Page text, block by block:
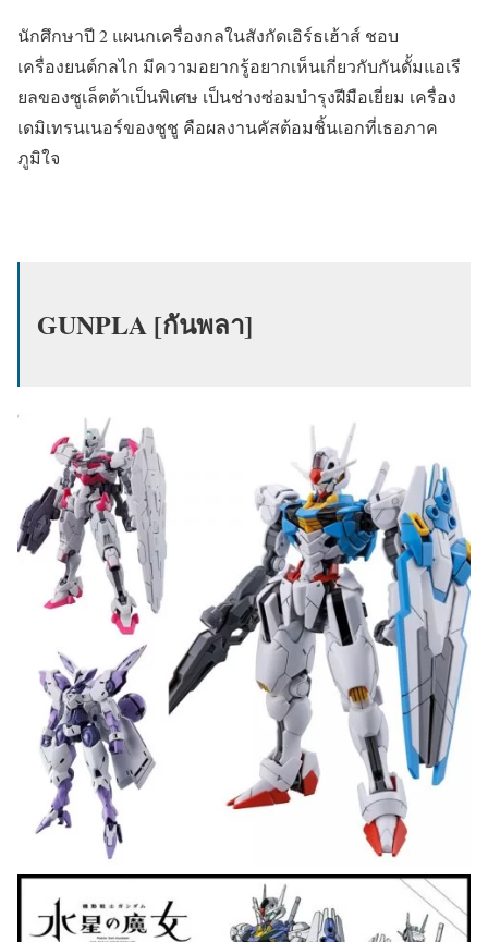
นักศึกษาปี 2 แผนกเครื่องกลในสังกัดเอิร์ธเฮ้าส์ ชอบ
เครื่องยนต์กลไก มีความอยากรู้อยากเห็นเกี่ยวกับกันดั้มแอเรี
ยลของซูเล็ตต้าเป็นพิเศษ เป็นช่างซ่อมบำรุงฝีมือเยี่ยม เครื่อง
เดมิเทรนเนอร์ของชูชู คือผลงานคัสต้อมชิ้นเอกที่เธอภาค
ภูมิใจ
GUNPLA [กันพลา]